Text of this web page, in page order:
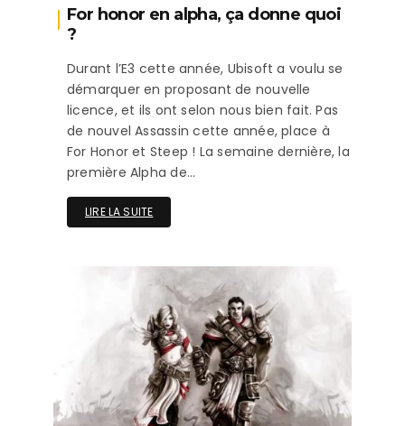
For honor en alpha, ça donne quoi
?
Durant l’E3 cette année, Ubisoft a voulu se
démarquer en proposant de nouvelle
licence, et ils ont selon nous bien fait. Pas
de nouvel Assassin cette année, place à
For Honor et Steep ! La semaine dernière, la
première Alpha de…
LIRE LA SUITE